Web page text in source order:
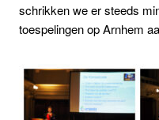
schrikken we er steeds
toespelingen op Arnhem